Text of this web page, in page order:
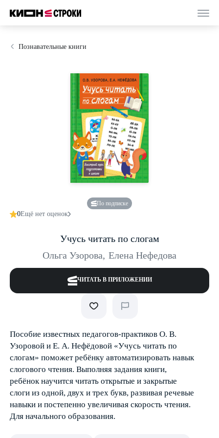
Познавательные книги
По подписке
0Ещё нет оценок
Учусь читать по слогам
Ольга Узорова, Елена Нефедова
ЧИТАТЬ В ПРИЛОЖЕНИИ
Пособие известных педагогов-практиков О. В.
Узоровой и Е. А. Нефёдовой «Учусь читать по
слогам» поможет ребёнку автоматизировать навык
слогового чтения. Выполняя задания книги,
ребёнок научится читать открытые и закрытые
слоги из одной, двух и трех букв, развивая речевые
навыки и постепенно увеличивая скорость чтения.
Для начального образования.